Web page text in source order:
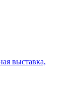
выставка,